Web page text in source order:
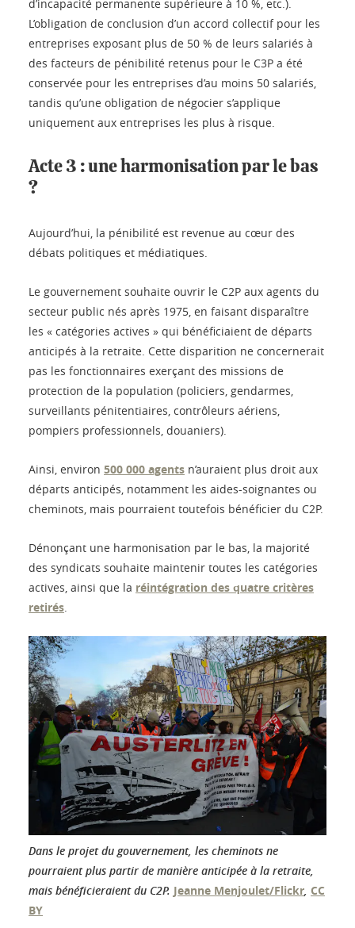
d’incapacité permanente supérieure à 10 %, etc.).
L’obligation de conclusion d’un accord collectif pour les
entreprises exposant plus de 50 % de leurs salariés à
des facteurs de pénibilité retenus pour le C3P a été
conservée pour les entreprises d’au moins 50 salariés,
tandis qu’une obligation de négocier s’applique
uniquement aux entreprises les plus à risque.
Acte 3 : une harmonisation par le bas
?
Aujourd’hui, la pénibilité est revenue au cœur des
débats politiques et médiatiques.
Le gouvernement souhaite ouvrir le C2P aux agents du
secteur public nés après 1975, en faisant disparaître
les « catégories actives » qui bénéficiaient de départs
anticipés à la retraite. Cette disparition ne concernerait
pas les fonctionnaires exerçant des missions de
protection de la population (policiers, gendarmes,
surveillants pénitentiaires, contrôleurs aériens,
pompiers professionnels, douaniers).
Ainsi, environ 500 000 agents n’auraient plus droit aux
départs anticipés, notamment les aides-soignantes ou
cheminots, mais pourraient toutefois bénéficier du C2P.
Dénonçant une harmonisation par le bas, la majorité
des syndicats souhaite maintenir toutes les catégories
actives, ainsi que la réintégration des quatre critères
retirés.
Dans le projet du gouvernement, les cheminots ne
pourraient plus partir de manière anticipée à la retraite,
mais bénéficieraient du C2P. Jeanne Menjoulet/Flickr, CC
BY